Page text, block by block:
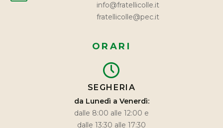
info@fratellicolle.it
fratellicolle@pec.it
ORARI
SEGHERIA
da Lunedì a Venerdì:
dalle 8:00 alle 12:00 e
dalle 13:30 alle 17:30